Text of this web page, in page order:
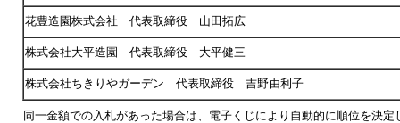
花豊造園株式会社 代表取締役 山田拓広
株式会社大平造園 代表取締役 大平健三
株式会社ちきりやガーデン 代表取締役 吉野由利子
同一金額での入札があった場合は、電子くじにより自動的に順位を決定